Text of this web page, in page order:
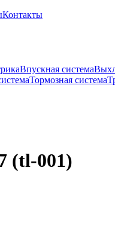
Контакты
Впускная система
Тормозная система
(tl-001)